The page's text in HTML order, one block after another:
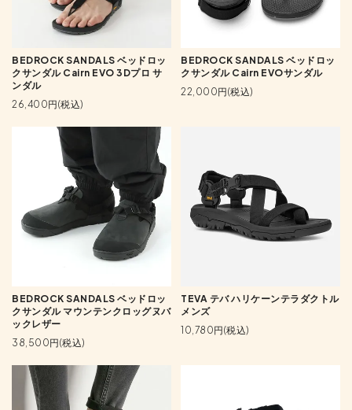
BEDROCK SANDALS ベッドロッ
クサンダル Cairn EVO 3Dプロ サ
ンダル
26,400円(税込)
BEDROCK SANDALS ベッドロッ
クサンダル Cairn EVOサンダル
22,000円(税込)
BEDROCK SANDALS ベッドロッ
クサンダル マウンテンクロッグヌバ
ックレザー
38,500円(税込)
TEVA テバ ハリケーンテラダクトル
メンズ
10,780円(税込)